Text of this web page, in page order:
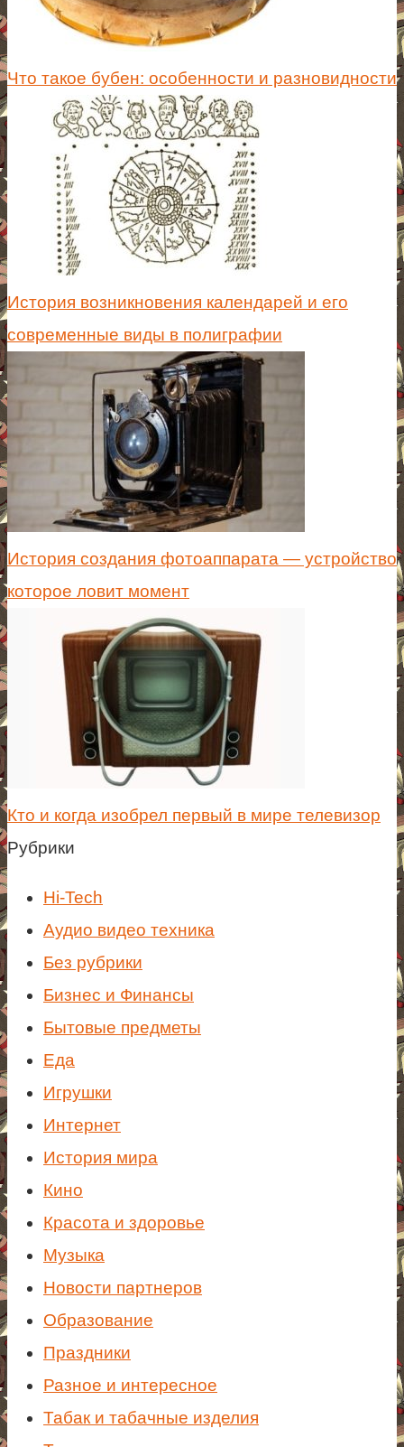
Что такое бубен: особенности и разновидности
История возникновения календарей и его
современные виды в полиграфии
История создания фотоаппарата — устройство
которое ловит момент
Кто и когда изобрел первый в мире телевизор
Рубрики
Hi-Tech
Аудио видео техника
Без рубрики
Бизнес и Финансы
Бытовые предметы
Еда
Игрушки
Интернет
История мира
Кино
Красота и здоровье
Музыка
Новости партнеров
Образование
Праздники
Разное и интересное
Табак и табачные изделия